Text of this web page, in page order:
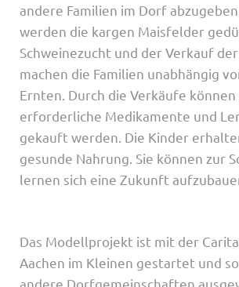
andere Familien im Dorf
werden die kargen Maisfelder
Schweinezucht und der Verkauf
machen die Familien unabhängig
Ernten. Durch die Verkäufe können
erforderliche Medikamente und
gekauft werden. Die Kinder
gesunde Nahrung. Sie können zur
lernen sich eine Zukunft
Das Modellprojekt ist mit der
Aachen im Kleinen gestartet und
andere Dorfgemeinschaften